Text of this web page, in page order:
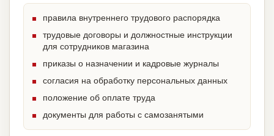
правила внутреннего трудового распорядка
трудовые договоры и должностные инструкции
для сотрудников магазина
приказы о назначении и кадровые журналы
согласия на обработку персональных данных
положение об оплате труда
документы для работы с самозанятыми